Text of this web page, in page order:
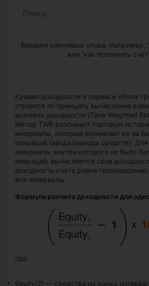
Введите ключевые слова. Например,
или “как пополнить
Кривая доходности в сервисе «Копи-
строится по принципу вычисления
времени доходности (Time Weighted
Метод TWR разбивает торговую
интервалы, которые возникают из-за
операций (ввода/вывода средств).
интервала, внутри которого не было
операций, вычисляется своя
доходность счета равна
все интервалы.
Формула расчета доходности для
где:
Equity(2) — средства на конец